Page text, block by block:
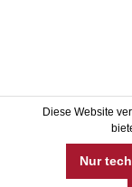
Diese Website
Nur